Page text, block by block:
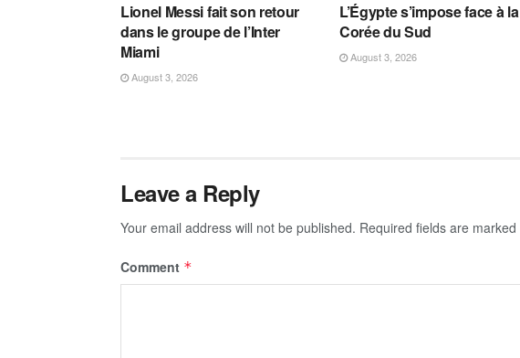
Lionel Messi fait son retour
dans le groupe de l’Inter
Miami
August 3, 2026
L’Égypte s’impose face à la
Corée du Sud
August 3, 2026
Leave a Reply
Your email address will not be published. Required fields are marked
Comment *